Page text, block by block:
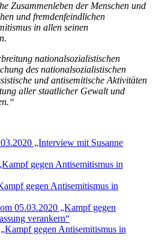
Zusammenleben der Menschen und
und fremdenfeindlichen
in allen seinen
nationalsozialistischen
des nationalsozialistischen
und antisemitische Aktivitäten
aller staatlicher Gewalt und
„Interview mit Susanne
gegen Antisemitismus in
gegen Antisemitismus in
05.03.2020 „Kampf gegen
verankern“
gegen Antisemitismus in